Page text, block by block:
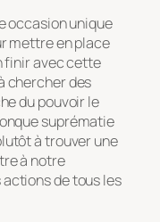
occasion unique
mettre en place
finir avec cette
chercher des
du pouvoir le
suprématie
à trouver une
à notre
actions de tous les